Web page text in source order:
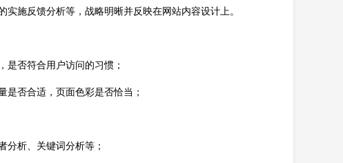
施反馈分析等，战略明晰并反映在网站内容设计上。
是否符合用户访问的习惯；
是否合适，页面色彩是否恰当；
分析、关键词分析等；